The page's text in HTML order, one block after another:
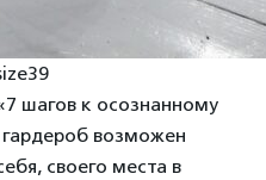
шагов к осознанному
возможен
своего места в